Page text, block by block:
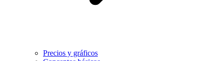
Precios y gráficos